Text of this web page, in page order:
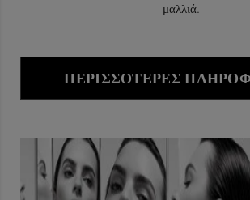
μαλλιά.
ΠΕΡΙΣΣΌΤΕΡΕΣ